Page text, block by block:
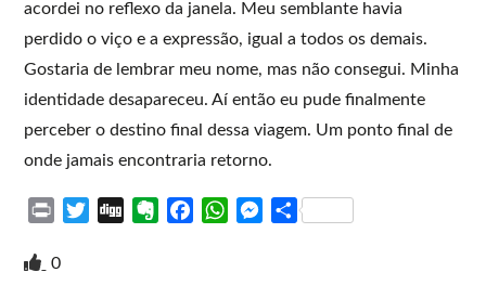
acordei no reflexo da janela. Meu semblante havia
perdido o viço e a expressão, igual a todos os demais.
Gostaria de lembrar meu nome, mas não consegui. Minha
identidade desapareceu. Aí então eu pude finalmente
perceber o destino final dessa viagem. Um ponto final de
onde jamais encontraria retorno.
i
D
W
M
S
0